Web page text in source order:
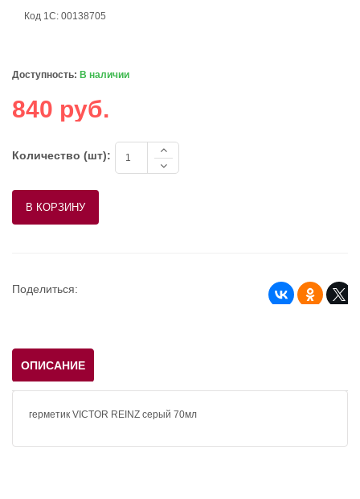
Код 1С: 00138705
Доступность: В наличии
840 руб.
Количество (шт):
Поделиться:
ОПИСАНИЕ
герметик VICTOR REINZ серый 70мл